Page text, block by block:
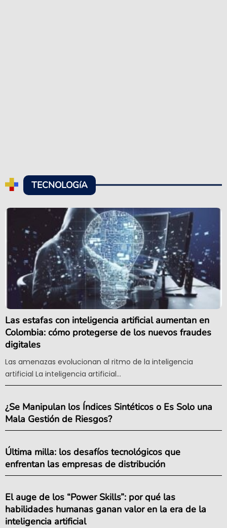
TECNOLOGíA
Las estafas con inteligencia artificial aumentan en
Colombia: cómo protegerse de los nuevos fraudes
digitales
Las amenazas evolucionan al ritmo de la inteligencia
artificial La inteligencia artificial...
¿Se Manipulan los Índices Sintéticos o Es Solo una
Mala Gestión de Riesgos?
Última milla: los desafíos tecnológicos que
enfrentan las empresas de distribución
El auge de los “Power Skills”: por qué las
habilidades humanas ganan valor en la era de la
inteligencia artificial